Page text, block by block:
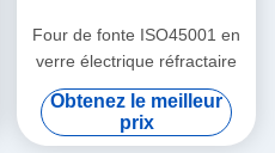
Four de fonte ISO45001 en
verre électrique réfractaire
Obtenez le meilleur
prix